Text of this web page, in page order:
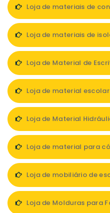
Loja de materiais de
Loja de materiais de
Loja de Material de
Loja de material escolar
Loja de Material
Loja de material para
Loja de mobiliário de
Loja de Molduras para